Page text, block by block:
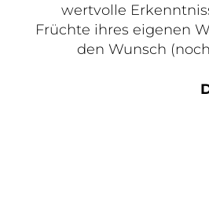
wertvolle
Früchte ihres eigenen
den Wunsch